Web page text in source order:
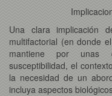
Una clara implicación
multifactorial (en donde
mantiene por unas
susceptibilidad, el
la necesidad de un
incluya aspectos